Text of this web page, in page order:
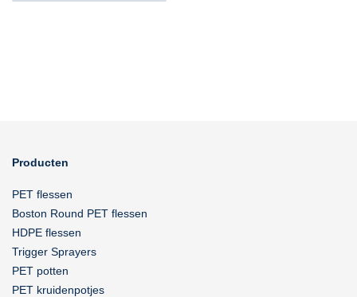
Producten
PET flessen
Boston Round PET flessen
HDPE flessen
Trigger Sprayers
PET potten
PET kruidenpotjes